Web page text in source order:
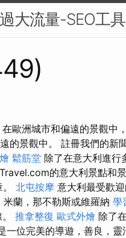
大流量-SEO工具
歐洲城市和偏遠的景觀中
的景觀中。 註冊我們的新
鬆筋堂 除了在意大利進行
的意大利景點和
北屯按摩 意大利最受歡
蘭，那不勒斯或維羅納 學
推拿整復 歐式外燴 除了
位完美的導遊，善良，